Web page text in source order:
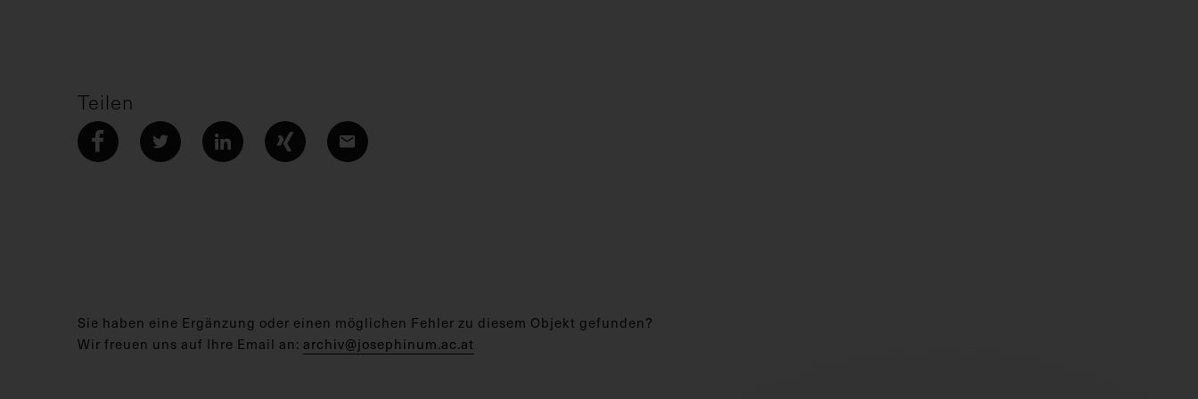
Teilen
Sie haben eine Ergänzung oder einen möglichen Fehler zu diesem Objekt gefunden?
Wir freuen uns auf Ihre Email an: archiv@josephinum.ac.at